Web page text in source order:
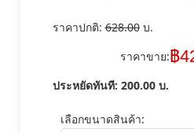
ราคาปกติ:628.00บ.
ราคาขาย:฿
ประหยัดทันที: 200.00บ.
เลือกขนาดสินค้า: